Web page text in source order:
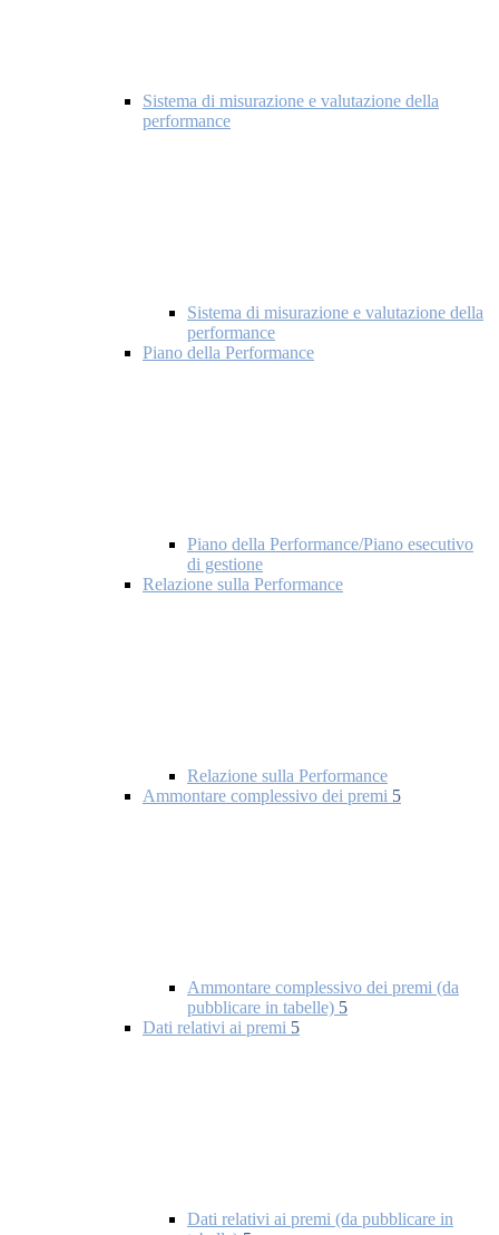
Sistema di misurazione e valutazione della
performance
Sistema di misurazione e valutazione della
performance
Piano della Performance
Piano della Performance/Piano esecutivo
di gestione
Relazione sulla Performance
Relazione sulla Performance
Ammontare complessivo dei premi 5
Ammontare complessivo dei premi (da
pubblicare in tabelle) 5
Dati relativi ai premi 5
Dati relativi ai premi (da pubblicare in